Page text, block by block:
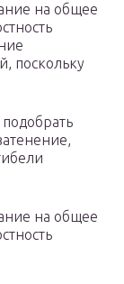
на общее
поскольку
на общее